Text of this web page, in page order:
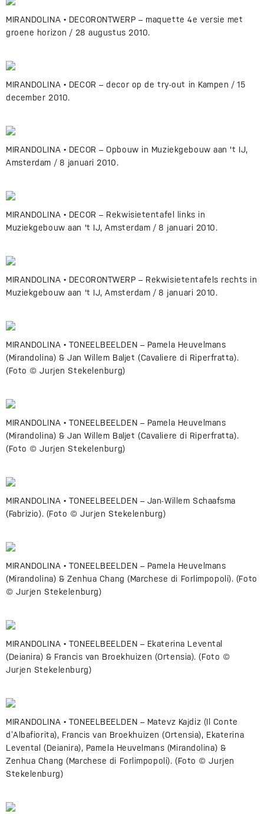
MIRANDOLINA • DECORONTWERP – maquette 4e versie met
groene horizon / 28 augustus 2010.
MIRANDOLINA • DECOR – decor op de try-out in Kampen / 15
december 2010.
MIRANDOLINA • DECOR – Opbouw in Muziekgebouw aan 't IJ,
Amsterdam / 8 januari 2010.
MIRANDOLINA • DECOR – Rekwisietentafel links in
Muziekgebouw aan 't IJ, Amsterdam / 8 januari 2010.
MIRANDOLINA • DECORONTWERP – Rekwisietentafels rechts in
Muziekgebouw aan 't IJ, Amsterdam / 8 januari 2010.
MIRANDOLINA • TONEELBEELDEN – Pamela Heuvelmans
(Mirandolina) & Jan Willem Baljet (Cavaliere di Riperfratta).
(Foto © Jurjen Stekelenburg)
MIRANDOLINA • TONEELBEELDEN – Pamela Heuvelmans
(Mirandolina) & Jan Willem Baljet (Cavaliere di Riperfratta).
(Foto © Jurjen Stekelenburg)
MIRANDOLINA • TONEELBEELDEN – Jan-Willem Schaafsma
(Fabrizio). (Foto © Jurjen Stekelenburg)
MIRANDOLINA • TONEELBEELDEN – Pamela Heuvelmans
(Mirandolina) & Zenhua Chang (Marchese di Forlimpopoli). (Foto
© Jurjen Stekelenburg)
MIRANDOLINA • TONEELBEELDEN – Ekaterina Levental
(Deianira) & Francis van Broekhuizen (Ortensia). (Foto ©
Jurjen Stekelenburg)
MIRANDOLINA • TONEELBEELDEN – Matevz Kajdiz (Il Conte
d’Albafiorita), Francis van Broekhuizen (Ortensia), Ekaterina
Levental (Deianira), Pamela Heuvelmans (Mirandolina) &
Zenhua Chang (Marchese di Forlimpopoli). (Foto © Jurjen
Stekelenburg)